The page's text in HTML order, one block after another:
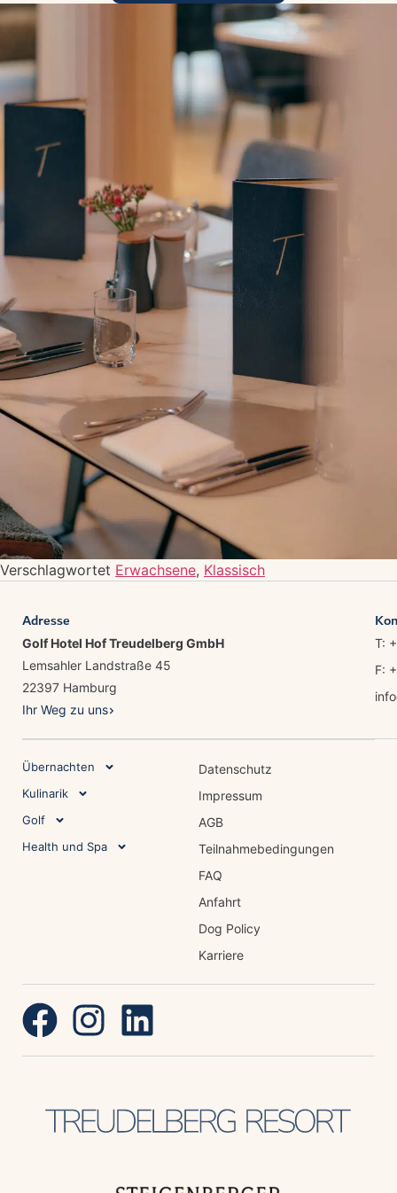
Verschlagwortet Erwachsene, Klassisch
Adresse
Golf Hotel Hof Treudelberg GmbH
Lemsahler Landstraße 45
22397 Hamburg
Ihr Weg zu uns
T:
F:
Übernachten
Kulinarik
Golf
Health und Spa
Datenschutz
Impressum
AGB
Teilnahmebedingungen
FAQ
Anfahrt
Dog Policy
Karriere